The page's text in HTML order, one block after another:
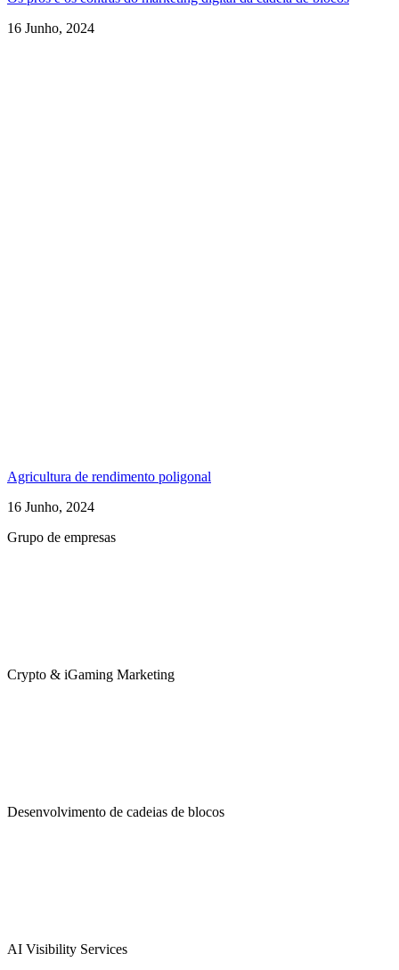
16 Junho, 2024
Agricultura de rendimento poligonal
16 Junho, 2024
Grupo de empresas
Crypto & iGaming Marketing
Desenvolvimento de cadeias de blocos
AI Visibility Services